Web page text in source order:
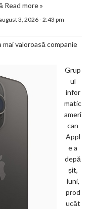
Read more »
3, 2026 - 2:43 pm
valoroasă companie
Grup
ul
infor
matic
ameri
can
Appl
e a
depă
șit,
luni,
prod
ucăt